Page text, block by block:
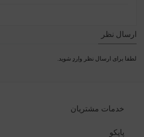
ارسال نظر
لطفا برای ارسال نظر وارد شوید.
خدمات مشتریان
پاپکو